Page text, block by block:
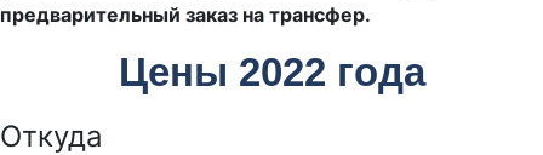
предварительный заказ на трансфер.
Цены 2022 года
Откуда